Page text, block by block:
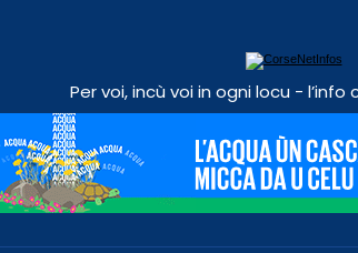
Per voi, incù voi in ogni locu -